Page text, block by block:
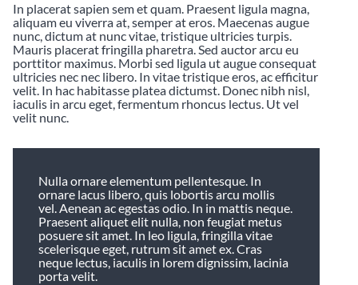
In placerat sapien sem et quam. Praesent ligula magna,
aliquam eu viverra at, semper at eros. Maecenas augue
nunc, dictum at nunc vitae, tristique ultricies turpis.
Mauris placerat fringilla pharetra. Sed auctor arcu eu
porttitor maximus. Morbi sed ligula ut augue consequat
ultricies nec nec libero. In vitae tristique eros, ac efficitur
velit. In hac habitasse platea dictumst. Donec nibh nisl,
iaculis in arcu eget, fermentum rhoncus lectus. Ut vel
velit nunc.
Nulla ornare elementum pellentesque. In
ornare lacus libero, quis lobortis arcu mollis
vel. Aenean ac egestas odio. In in mattis neque.
Praesent aliquet elit nulla, non feugiat metus
posuere sit amet. In leo ligula, fringilla vitae
scelerisque eget, rutrum sit amet ex. Cras
neque lectus, iaculis in lorem dignissim, lacinia
porta velit.